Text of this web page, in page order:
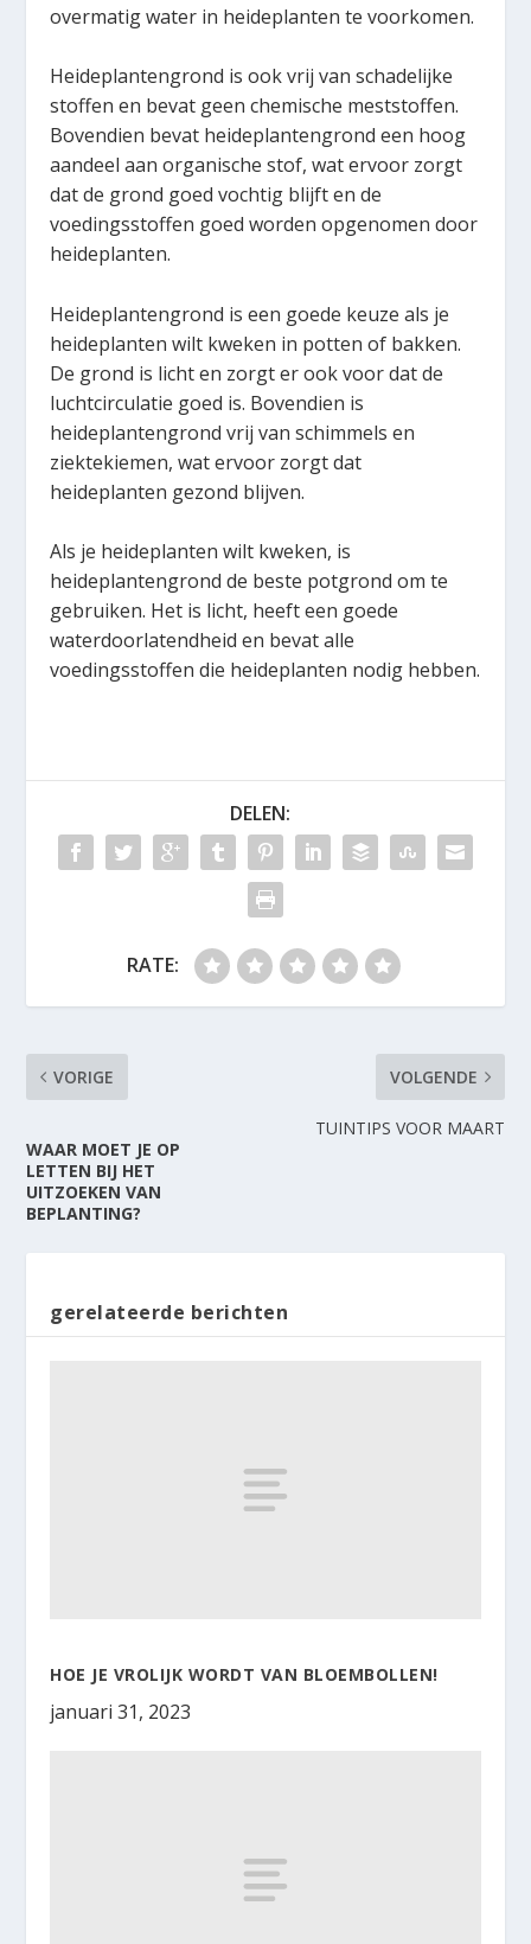
overmatig water in heideplanten te voorkomen.
Heideplantengrond is ook vrij van schadelijke
stoffen en bevat geen chemische meststoffen.
Bovendien bevat heideplantengrond een hoog
aandeel aan organische stof, wat ervoor zorgt
dat de grond goed vochtig blijft en de
voedingsstoffen goed worden opgenomen door
heideplanten.
Heideplantengrond is een goede keuze als je
heideplanten wilt kweken in potten of bakken.
De grond is licht en zorgt er ook voor dat de
luchtcirculatie goed is. Bovendien is
heideplantengrond vrij van schimmels en
ziektekiemen, wat ervoor zorgt dat
heideplanten gezond blijven.
Als je heideplanten wilt kweken, is
heideplantengrond de beste potgrond om te
gebruiken. Het is licht, heeft een goede
waterdoorlatendheid en bevat alle
voedingsstoffen die heideplanten nodig hebben.
DELEN:
RATE:
VORIGE
WAAR MOET JE OP
LETTEN BIJ HET
UITZOEKEN VAN
BEPLANTING?
VOLGENDE
TUINTIPS VOOR MAART
gerelateerde berichten
HOE JE VROLIJK WORDT VAN BLOEMBOLLEN!
januari 31, 2023